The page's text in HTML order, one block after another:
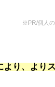
※PR/個人
より、より